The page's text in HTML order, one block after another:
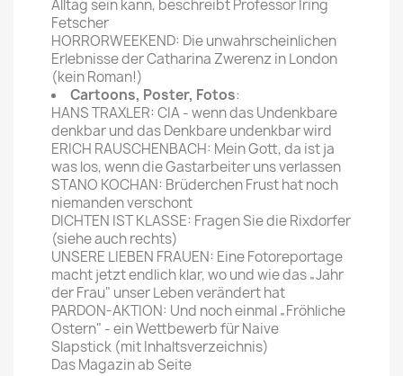
Alltag sein kann, beschreibt Professor Iring
Fetscher
HORRORWEEKEND: Die unwahrscheinlichen
Erlebnisse der Catharina Zwerenz in London
(kein Roman!)
Cartoons, Poster, Fotos:
HANS TRAXLER: CIA - wenn das Undenkbare
denkbar und das Denkbare undenkbar wird
ERICH RAUSCHENBACH: Mein Gott, da ist ja
was los, wenn die Gastarbeiter uns verlassen
STANO KOCHAN: Brüderchen Frust hat noch
niemanden verschont
DICHTEN IST KLASSE: Fragen Sie die Rixdorfer
(siehe auch rechts)
UNSERE LIEBEN FRAUEN: Eine Fotoreportage
macht jetzt endlich klar, wo und wie das „Jahr
der Frau" unser Leben verändert hat
PARDON-AKTION: Und noch einmal „Fröhliche
Ostern" - ein Wettbewerb für Naive
Slapstick (mit Inhaltsverzeichnis)
Das Magazin ab Seite